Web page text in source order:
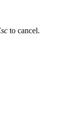
to cancel.